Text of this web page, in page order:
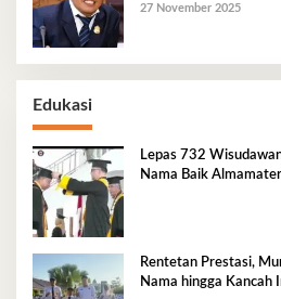
27 November 2025
Edukasi
Lepas 732
Nama Baik
Rentetan Prestasi,
Nama hingga Kancah